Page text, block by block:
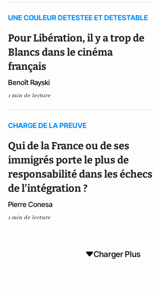
UNE COULEUR DETESTEE ET DETESTABLE
Pour Libération, il y a trop de
Blancs dans le cinéma
français
Benoît Rayski
1 min de lecture
CHARGE DE LA PREUVE
Qui de la France ou de ses
immigrés porte le plus de
responsabilité dans les échecs
de l’intégration ?
Pierre Conesa
1 min de lecture
Charger Plus